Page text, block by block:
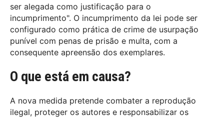
ser alegada como justificação para o
incumprimento". O incumprimento da lei pode ser
configurado como prática de crime de usurpação
punível com penas de prisão e multa, com a
consequente apreensão dos exemplares.
O que está em causa?
A nova medida pretende combater a reprodução
ilegal, proteger os autores e responsabilizar os